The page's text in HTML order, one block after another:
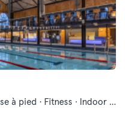
Arts Martiaux Mixtes · Boxe · Course à pied · Fitness · Indoor Cycling · Natation · Pilates · Qi Gong et Tai Chi · Sauna · Yoga